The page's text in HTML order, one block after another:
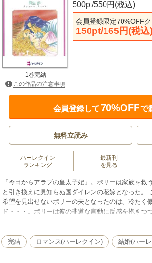
500pt/550円(税込)
会員登録限定70%OFF
150pt/165円(税込)
1巻完結
この作品の注意事項
会員登録して70%OFFで
無料立読み
ハーレクイン
ランキング
最新刊
を見る
「今日からアラブの皇太子妃」。ポリーは家族を救
と引き換えに見知らぬ国ダイレンの花嫁となった。
希望を見出せないポリーの夫となったのは、冷たく
ド・・・。ポリーは彼の非道な言動に反感を抱きつ
完結 ロマンス(ハーレクイン) 結婚(ハー